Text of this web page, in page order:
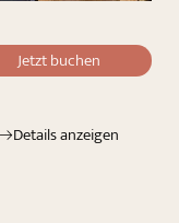
Jetzt buchen
Details anzeigen